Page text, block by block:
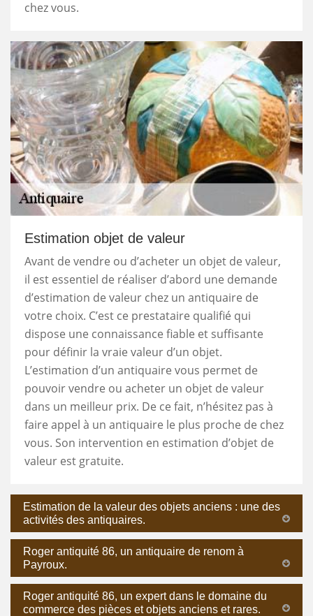
chez vous.
Estimation objet de valeur
Avant de vendre ou d’acheter un objet de valeur,
il est essentiel de réaliser d’abord une demande
d’estimation de valeur chez un antiquaire de
votre choix. C’est ce prestataire qualifié qui
dispose une connaissance fiable et suffisante
pour définir la vraie valeur d’un objet.
L’estimation d’un antiquaire vous permet de
pouvoir vendre ou acheter un objet de valeur
dans un meilleur prix. De ce fait, n’hésitez pas à
faire appel à un antiquaire le plus proche de chez
vous. Son intervention en estimation d’objet de
valeur est gratuite.
Estimation de la valeur des objets anciens : une des
activités des antiquaires.
Roger antiquité 86, un antiquaire de renom à
Payroux.
Roger antiquité 86, un expert dans le domaine du
commerce des pièces et objets anciens et rares.